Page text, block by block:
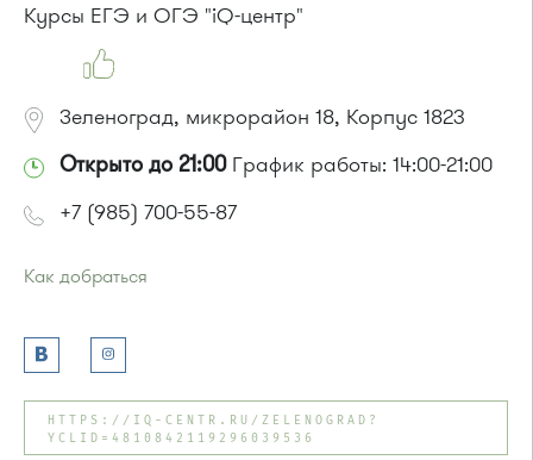
Курсы ЕГЭ и ОГЭ "iQ-центр"
Зеленоград, микрорайон 18, Корпус 1823
Открыто до 21:00График работы: 14:00-21:00
+7 (985) 700-55-87
Как добраться
Автобус № 5, 16, 17, 18, 20, 22.
Маршрутка № 164, 416м, 417м, 460м, 479м, 707м
Автобус № 5, 17, 18, 20, 22.
Маршрутка № 164, 417м, 460м, 479м, 707м
HTTPS://IQ-CENTR.RU/ZELENOGRAD?
YCLID=4810842119296039536